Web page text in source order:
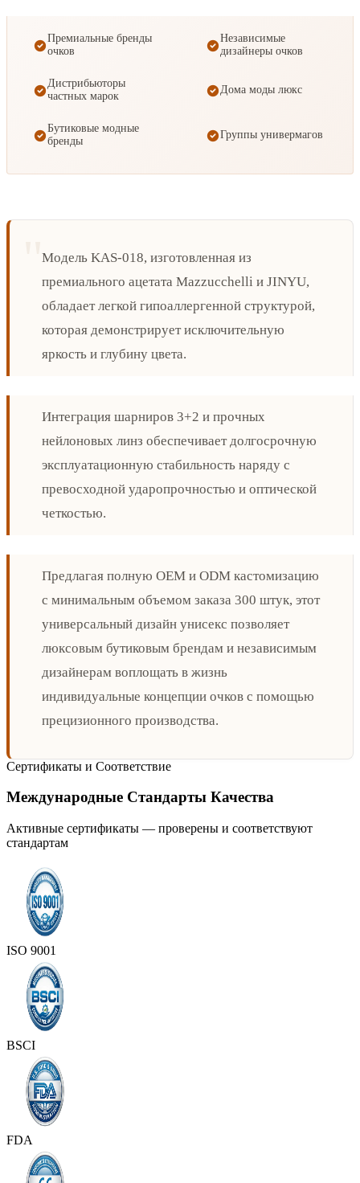
Премиальные бренды
очков
Независимые
дизайнеры очков
Дистрибьюторы
частных марок
Дома моды люкс
Бутиковые модные
бренды
Группы универмагов
Модель KAS-018, изготовленная из
премиального ацетата Mazzucchelli и JINYU,
обладает легкой гипоаллергенной структурой,
которая демонстрирует исключительную
яркость и глубину цвета.
Интеграция шарниров 3+2 и прочных
нейлоновых линз обеспечивает долгосрочную
эксплуатационную стабильность наряду с
превосходной ударопрочностью и оптической
четкостью.
Предлагая полную OEM и ODM кастомизацию
с минимальным объемом заказа 300 штук, этот
универсальный дизайн унисекс позволяет
люксовым бутиковым брендам и независимым
дизайнерам воплощать в жизнь
индивидуальные концепции очков с помощью
прецизионного производства.
Сертификаты и Соответствие
Международные Стандарты Качества
Активные сертификаты — проверены и соответствуют
стандартам
ISO 9001
BSCI
FDA